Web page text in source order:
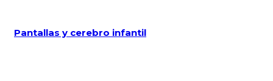
Pantallas y cerebro infantil